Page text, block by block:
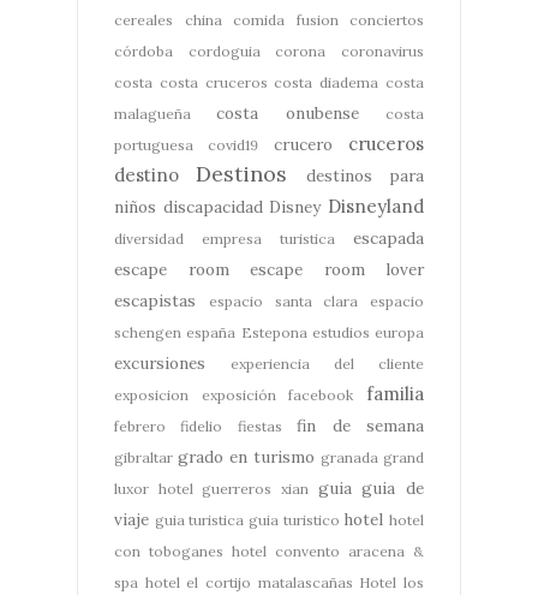
cereales
china comida fusion
conciertos
córdoba
cordoguia corona
coronavirus
costa costa cruceros costa diadema costa
malagueña
costa onubense
costa
portuguesa
covid19 crucero
cruceros
destino
Destinos
destinos para
niños discapacidad Disney Disneyland
diversidad empresa turistica
escapada
escape room
escape room lover
escapistas
espacio santa clara
espacio
schengen españa Estepona estudios europa
excursiones
experiencia del cliente
exposicion
exposición facebook familia
febrero fidelio fiestas fin de semana
gibraltar grado en turismo granada grand
luxor hotel guerreros xian guia guia de
viaje guia turistica guia turistico hotel hotel
con toboganes hotel convento aracena &
spa hotel el cortijo matalascañas Hotel los